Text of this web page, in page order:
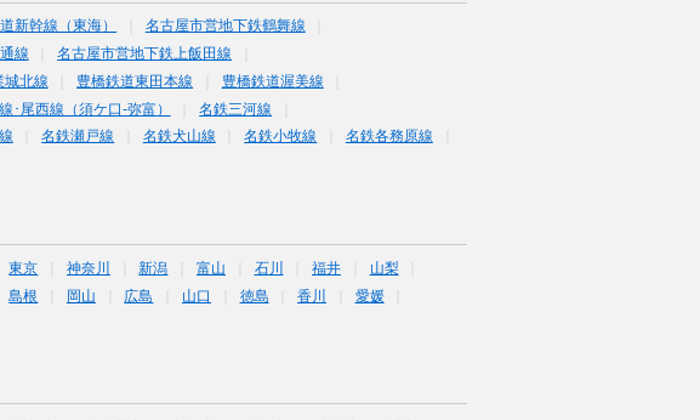
新幹線（東海）
名古屋市営地下鉄鶴舞線
線
名古屋市営地下鉄上飯田線
城北線 豊橋鉄道東田本線
豊橋鉄道渥美線
･尾西線（須ケ口-弥富）
名鉄三河線
名鉄瀬戸線 名鉄犬山線 名鉄小牧線
名鉄各務原線
東京 神奈川 新潟 富山 石川 福井
山梨
島根 岡山 広島 山口 徳島 香川
愛媛